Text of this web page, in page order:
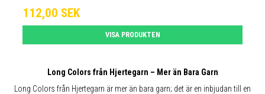
112,00 SEK
VISA PRODUKTEN
Long Colors från Hjertegarn – Mer än Bara Garn
Long Colors från Hjertegarn är mer än bara garn; det är en inbjudan till en